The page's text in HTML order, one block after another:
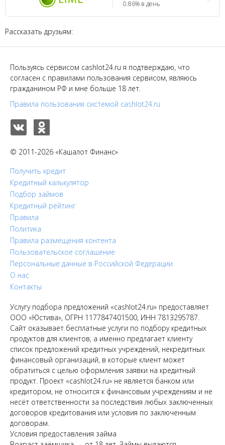
0.86% в день
Рассказать друзьям:
Пользуясь сервисом cashlot24.ru я подтверждаю, что
согласен с правилами пользования сервисом, являюсь
гражданином РФ и мне больше 18 лет.
Правила пользования системой cashlot24.ru
© 2011-2026 «Кашалот Финанс»
Получить кредит
Кредитный калькулятор
Подбор займов
Кредитный рейтинг
Правила
Политика
Правила размещения контента
Пользовательское соглашение
Персональные данные в Российской Федерации
О нас
Контакты
Услугу подбора предложений «cashlot24.ru» предоставляет
ООО «Юстива», ОГРН 1177847401500, ИНН 7813295787.
Сайт оказывает бесплатные услуги по подбору кредитных
продуктов для клиентов, а именно предлагает клиенту
список предложений кредитных учреждений, некредитных
финансовый организаций, в которые клиент может
обратиться с целью оформления заявки на кредитный
продукт. Проект «cashlot24.ru» не является банком или
кредитором, не относится к финансовым учреждениям и не
несёт ответственности за последствия любых заключенных
договоров кредитования или условия по заключенным
договорам.
Условия предоставления займа